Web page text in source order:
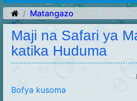
Matangazo
Maji na Safari ya
katika Huduma
Bofya kusoma